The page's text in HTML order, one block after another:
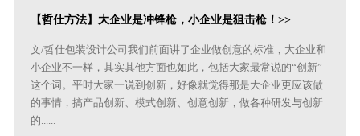
【哲仕方法】大企业是冲锋枪，小企业是狙击枪！>>
文/哲仕包装设计公司我们前面讲了企业做创意的标准，大企业和
小企业不一样，其实其他方面也如此，包括大家最常说的“创新”
这个词。平时大家一说到创新，好像就觉得那是大企业更应该做
的事情，搞产品创新、模式创新、创意创新，做各种研发与创新
的......